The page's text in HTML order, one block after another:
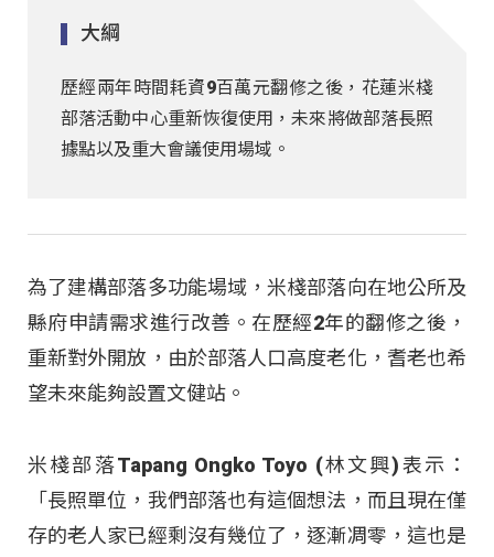
大綱
歷經兩年時間耗資9百萬元翻修之後，花蓮米棧
部落活動中心重新恢復使用，未來將做部落長照
據點以及重大會議使用場域。
為了建構部落多功能場域，米棧部落向在地公所及
縣府申請需求進行改善。在歷經2年的翻修之後，
重新對外開放，由於部落人口高度老化，耆老也希
望未來能夠設置文健站。
米棧部落Tapang Ongko Toyo (林文興)表示：
「長照單位，我們部落也有這個想法，而且現在僅
存的老人家已經剩沒有幾位了，逐漸凋零，這也是